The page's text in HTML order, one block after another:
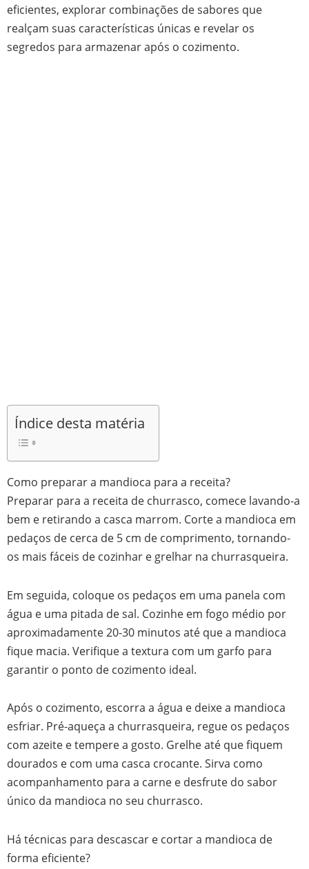
eficientes, explorar combinações de sabores que
realçam suas características únicas e revelar os
segredos para armazenar após o cozimento.
Índice desta matéria
Como preparar a mandioca para a receita?
Preparar para a receita de churrasco, comece lavando-a
bem e retirando a casca marrom. Corte a mandioca em
pedaços de cerca de 5 cm de comprimento, tornando-
os mais fáceis de cozinhar e grelhar na churrasqueira.
Em seguida, coloque os pedaços em uma panela com
água e uma pitada de sal. Cozinhe em fogo médio por
aproximadamente 20-30 minutos até que a mandioca
fique macia. Verifique a textura com um garfo para
garantir o ponto de cozimento ideal.
Após o cozimento, escorra a água e deixe a mandioca
esfriar. Pré-aqueça a churrasqueira, regue os pedaços
com azeite e tempere a gosto. Grelhe até que fiquem
dourados e com uma casca crocante. Sirva como
acompanhamento para a carne e desfrute do sabor
único da mandioca no seu churrasco.
Há técnicas para descascar e cortar a mandioca de
forma eficiente?